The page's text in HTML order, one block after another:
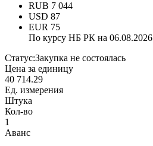
RUB 7 044
USD 87
EUR 75
По курсу НБ РК на 06.08.2026
Статус:Закупка не состоялась
Цена за единицу
40 714.29
Ед. измерения
Штука
Кол-во
1
Аванс